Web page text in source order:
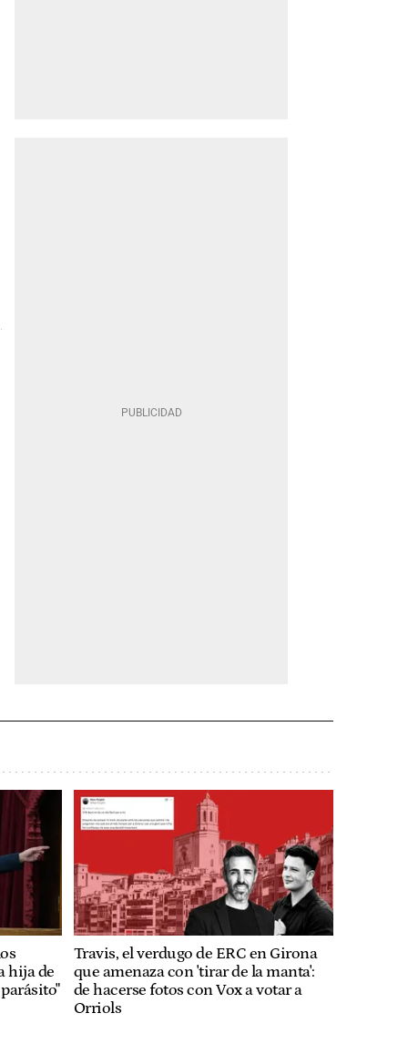
hija de
Travis, el verdugo de ERC en Girona
que amenaza con 'tirar de la manta':
de hacerse fotos con Vox a votar a
Orriols